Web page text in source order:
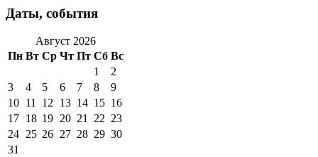
Даты, события
Август 2026
Пн Вт Ср Чт Пт Сб Вс
1
2
3
4 5 6 7 8
9
10 11 12 13 14 15 16
17 18 19 20 21 22 23
24 25 26 27 28 29 30
31